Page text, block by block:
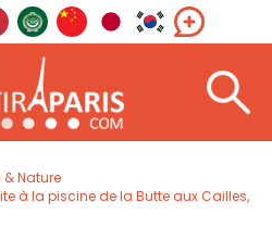
Nature
à la piscine de la Butte aux Cailles,